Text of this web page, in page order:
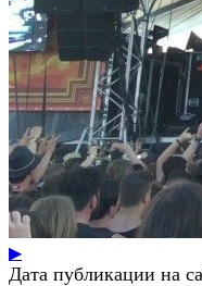
▶
Дата публикации на